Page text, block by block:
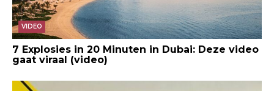
VIDEO
7 Explosies in 20 Minuten in Dubai: Deze video
gaat viraal (video)